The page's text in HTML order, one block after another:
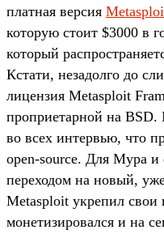
платная версия
которую стоит $3000 в
который
Кстати, незадолго до
лицензия Metasploit
проприетарной на BSD.
во всех интервью, что
open-source. Для Мура и
переходом на новый,
Metasploit укрепил свои
монетизировался и на